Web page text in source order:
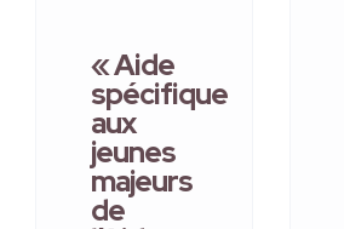
« Aide
spécifique
aux
jeunes
majeurs
de